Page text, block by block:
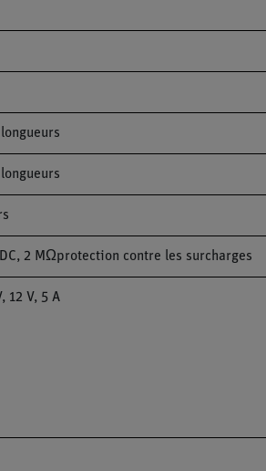
2 MΩprotection contre les surcharges
12 V, 5 A